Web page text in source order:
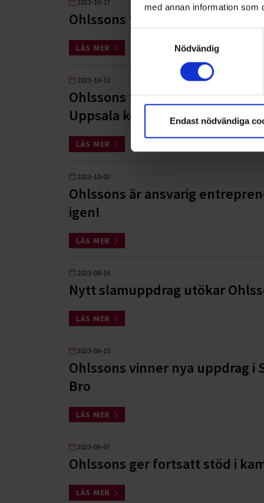
med annan information som
Nödvändig
Endast nödvändiga
2023-10-17
Ohlssons tecknar ramavtal
LÄS MER
2023-10-12
Ohlssons tecknar ramavtal för
Uppsala kommun
LÄS MER
2023-10-02
Ohlssons är ansvarig
igen!
LÄS MER
2023-08-16
Nytt slamuppdrag utökar
LÄS MER
2023-06-15
Ohlssons vinner nya uppdrag i
Bro
LÄS MER
2023-06-07
Ohlssons ger fortsatt stöd i
LÄS MER